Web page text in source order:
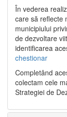
În vederea
care să reflecte
municipiului
de dezvoltare
identificarea
chestionar
Completând
colectam cele
Strategiei de